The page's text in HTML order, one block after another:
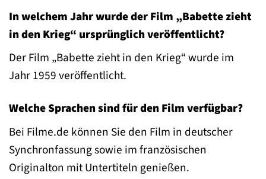
In welchem Jahr wurde der Film „Babette zieht
in den Krieg“ ursprünglich veröffentlicht?
Der Film „Babette zieht in den Krieg“ wurde im
Jahr 1959 veröffentlicht.
Welche Sprachen sind für den Film verfügbar?
Bei Filme.de können Sie den Film in deutscher
Synchronfassung sowie im französischen
Originalton mit Untertiteln genießen.